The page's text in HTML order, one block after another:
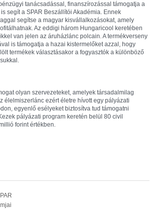
tanácsadással, finanszírozással támogatja a
segít a SPAR Beszállítói Akadémia. Ennek
segítse a magyar kisvállalkozásokat, amely
Az eddigi három Hungaricool keretében
van jelen az áruházlánc polcain. A termékverseny
is támogatja a hazai kistermelőket azzal, hogy
termékek választásakor a fogyasztók a különböző
olyan szervezeteket, amelyek társadalmilag
élelmiszerlánc ezért életre hívott egy pályázati
egyenlő esélyeket biztosítva tud támogatni
pályázati program keretén belül 80 civil
forint értékben.